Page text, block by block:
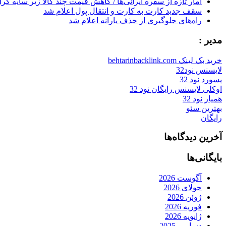
سقف جدید کارت به کارت و انتقال پول اعلام شد
راه‌های جلوگیری از حذف یارانه اعلام شد
مدیر :
خرید بک لینک behtarinbacklink.com
لایسنس نود32
پسورد نود 32
اوکلی لایسنس رایگان نود 32
همیار نود 32
بهترین سئو
رایگان
آخرین دیدگاه‌ها
بایگانی‌ها
آگوست 2026
جولای 2026
ژوئن 2026
فوریه 2026
ژانویه 2026